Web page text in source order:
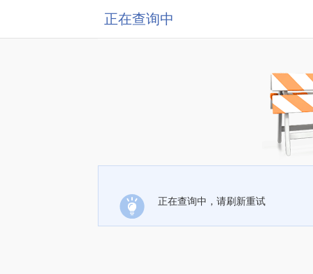
正在查询中
正在查询中，请刷新重试